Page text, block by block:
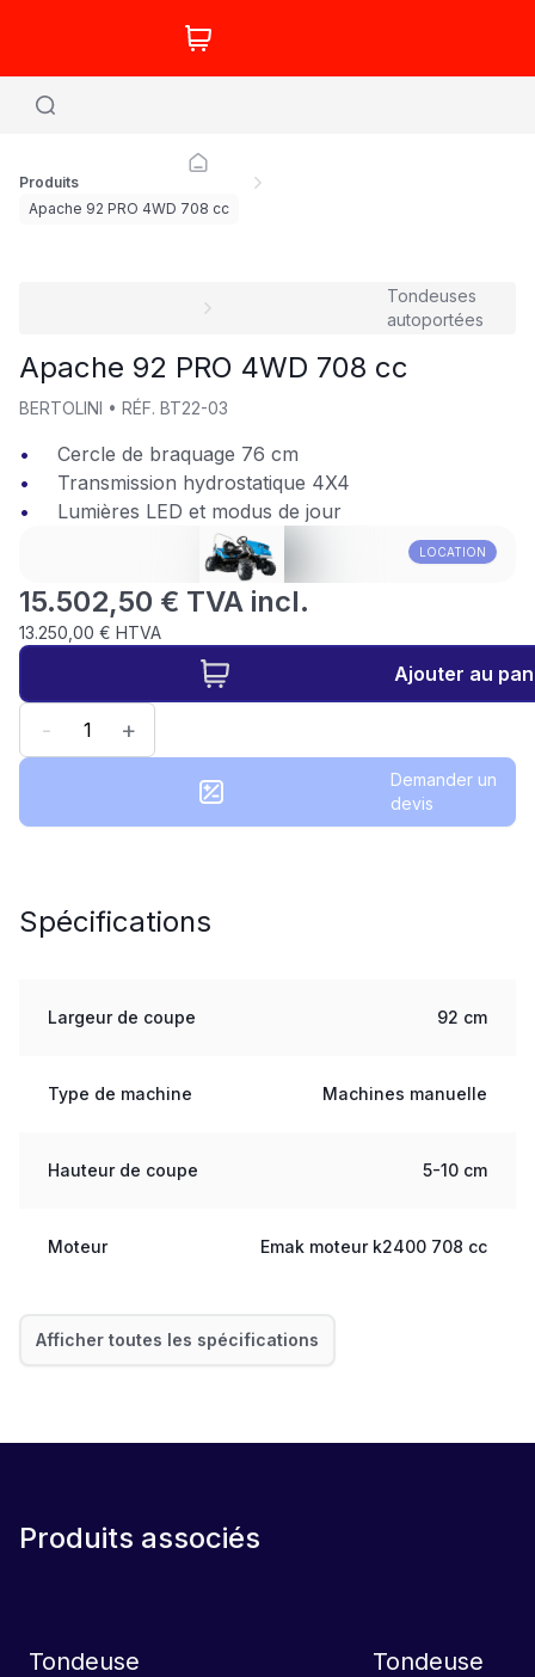
Produits
Apache 92 PRO 4WD 708 cc
LOCATION
Tondeuses
autoportées
Apache 92 PRO 4WD 708 cc
BERTOLINI • RÉF. BT22-03
Cercle de braquage 76 cm
Transmission hydrostatique 4X4
Lumières LED et modus de jour
15.502,50 € TVA incl.
13.250,00 € HTVA
Ajouter au
- +
Demander un
devis
Spécifications
Largeur de coupe 92 cm
Type de machine Machines manuelle
Hauteur de coupe 5-10 cm
Moteur Emak moteur k2400 708 cc
Afficher toutes les spécifications
Produits associés
Tondeuse
Tondeuse